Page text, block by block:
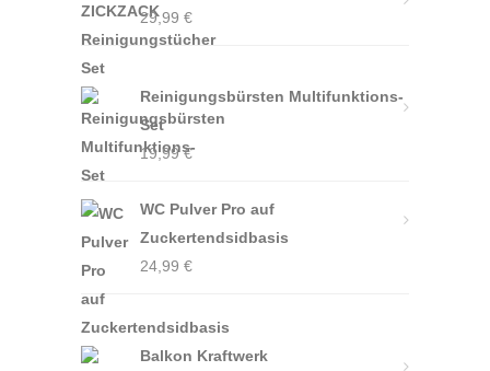
29,99 €
Reinigungsbürsten Multifunktions-
Set
19,99€
WC Pulver Pro auf
Zuckertendsidbasis
24,99 €
Balkon Kraftwerk